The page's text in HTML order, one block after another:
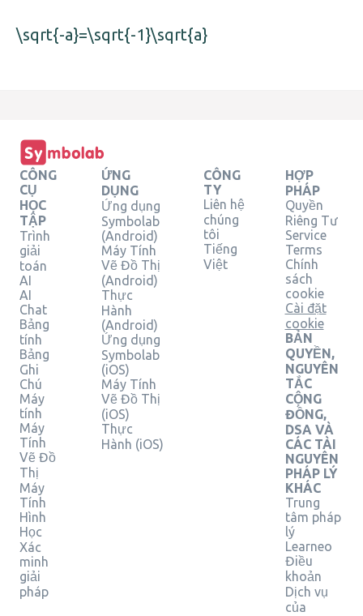
\sqrt{-a}=\sqrt{-1}\sqrt{a}
CÔNG
CỤ
HỌC
TẬP
Trình
giải
toán
AI
AI
Chat
Bảng
tính
Bảng
Ghi
Chú
Máy
tính
Máy
Tính
Vẽ Đồ
Thị
Máy
Tính
Hình
Học
Xác
minh
giải
pháp
ỨNG
DỤNG
Ứng dụng
Symbolab
(Android)
Máy Tính
Vẽ Đồ Thị
(Android)
Thực
Hành
(Android)
Ứng dụng
Symbolab
(iOS)
Máy Tính
Vẽ Đồ Thị
(iOS)
Thực
Hành (iOS)
CÔNG
TY
Liên hệ
chúng
tôi
Tiếng
Việt
HỢP
PHÁP
Quyền
Riêng Tư
Service
Terms
Chính
sách
cookie
Cài đặt
cookie
BẢN
QUYỀN,
NGUYÊN
TẮC
CỘNG
ĐỒNG,
DSA VÀ
CÁC TÀI
NGUYÊN
PHÁP LÝ
KHÁC
Trung
tâm pháp
lý
Learneo
Điều
khoản
Dịch vụ
của